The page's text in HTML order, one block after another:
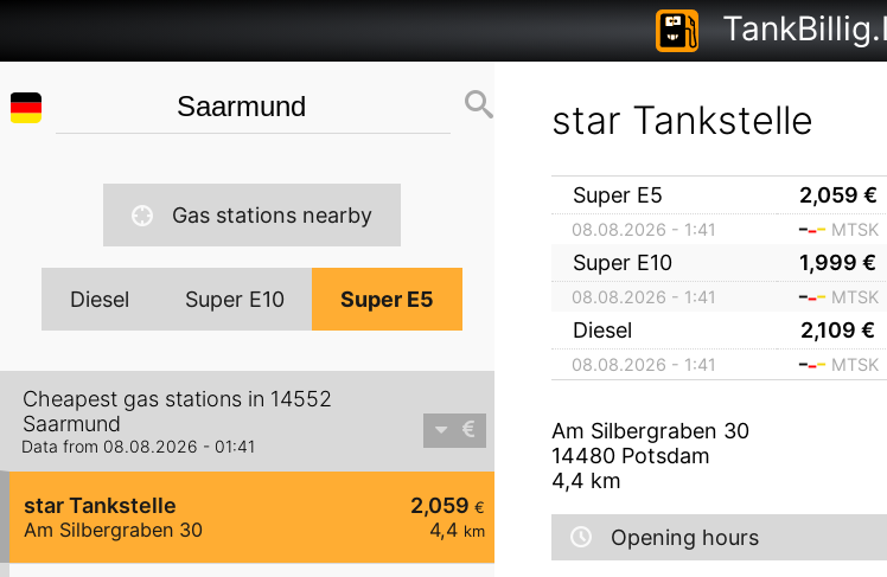
Gas stations nearby
Diesel Super E10 Super E5
Cheapest gas stations in 14552
Saarmund
Data from 08.08.2026 - 01:41
2,059 €
4,4 km
star Tankstelle
Am Silbergraben 30
star Tankstelle
Super E5 2,059 €
08.08.2026 - 1:41 MTSK
Super E10 1,999 €
08.08.2026 - 1:41 MTSK
Diesel 2,109 €
08.08.2026 - 1:41 MTSK
Am Silbergraben 30
14480 Potsdam
4,4 km
Opening hours